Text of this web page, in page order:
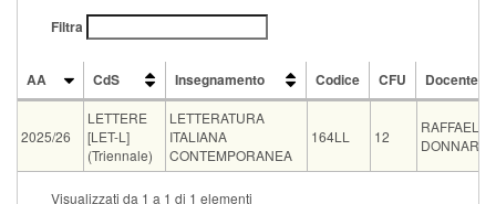
Filtra
AA CdS Insegnamento Codice CFU
Docente
CdS Insegnamento
2025/26
LETTERE
[LET-L]
(Triennale)
LETTERATURA
ITALIANA
CONTEMPORANEA
164LL 12
RAFFAELE
Visualizzati da 1 a 1 di 1 elementi